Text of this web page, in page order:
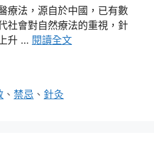
療法，源自於中國，已有數
社會對自然療法的重視，針
升 … 閱讀全文
、禁忌 、 針灸